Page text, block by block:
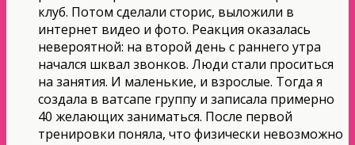
клуб. Потом сделали сторис, выложили в
интернет видео и фото. Реакция оказалась
невероятной: на второй день с раннего утра
начался шквал звонков. Люди стали проситься
на занятия. И маленькие, и взрослые. Тогда я
создала в ватсапе группу и записала примерно
40 желающих заниматься. После первой
тренировки поняла, что физически невозможно